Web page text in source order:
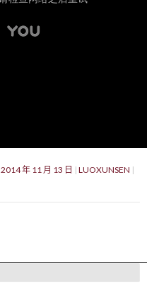
2014 年 11 月 13 日
LUOXUNSEN